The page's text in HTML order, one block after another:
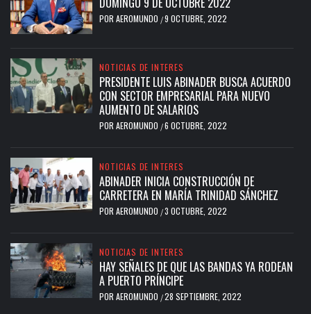
POR AEROMUNDO /9 OCTUBRE, 2022
NOTICIAS DE INTERES
PRESIDENTE LUIS ABINADER BUSCA ACUERDO
CON SECTOR EMPRESARIAL PARA NUEVO
AUMENTO DE SALARIOS
POR AEROMUNDO /6 OCTUBRE, 2022
NOTICIAS DE INTERES
ABINADER INICIA CONSTRUCCIÓN DE
CARRETERA EN MARÍA TRINIDAD SÁNCHEZ
POR AEROMUNDO /3 OCTUBRE, 2022
NOTICIAS DE INTERES
HAY SEÑALES DE QUE LAS BANDAS YA RODEAN
A PUERTO PRÍNCIPE
POR AEROMUNDO /28 SEPTIEMBRE, 2022